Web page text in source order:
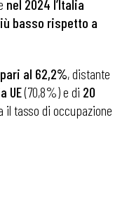
nel 2024 l’Italia
basso rispetto a
al 62,2%, distante
UE(70,8%)e di 20
il tasso di occupazione